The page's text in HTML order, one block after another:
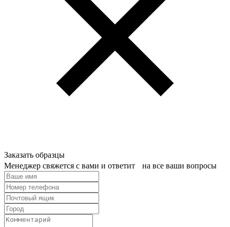
Заказать образцы
Менеджер свяжется с вами и ответит на все ваши вопросы